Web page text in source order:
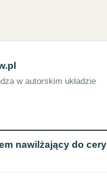
w autorskim układzie
nawilżający do cery